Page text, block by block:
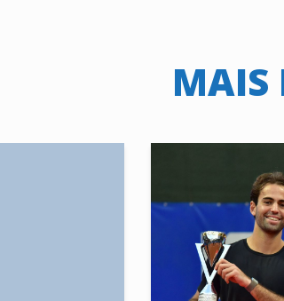
MAIS